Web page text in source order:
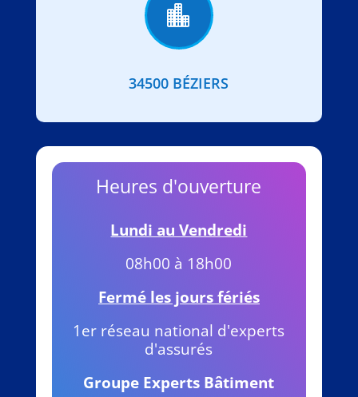

34500 BÉZIERS
Heures d'ouverture
Lundi au Vendredi
08h00 à 18h00
Fermé les jours fériés
1er réseau national d'experts
d'assurés
Groupe Experts Bâtiment